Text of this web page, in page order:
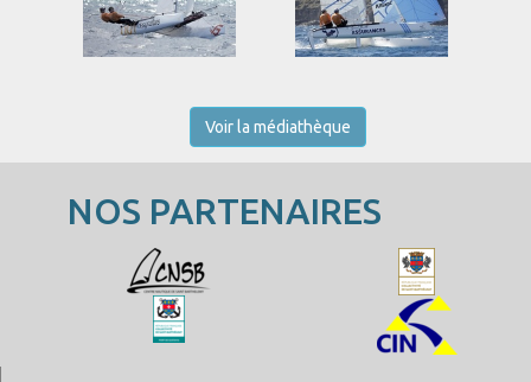
Voir la médiathèque
NOS PARTENAIRES